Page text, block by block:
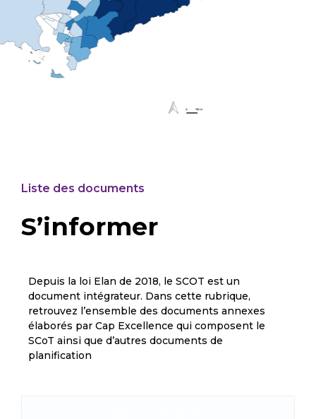
Economie
Liste des documents
S’informer
Depuis la loi Elan de 2018, le SCOT est un
document intégrateur. Dans cette rubrique,
retrouvez l’ensemble des documents annexes
élaborés par Cap Excellence qui composent le
SCoT ainsi que d’autres documents de
planification